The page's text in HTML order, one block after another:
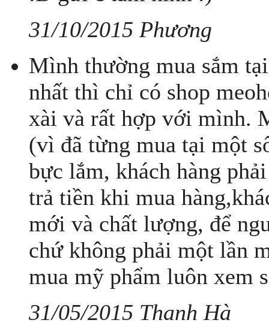
31/10/2015 Phương
Mình thường mua sắm
nhất thì chỉ có shop
xài và rất hợp với mình.
(vì đã từng mua tại một
bực lắm, khách hàng
trả tiền khi mua
mới và chất lượng, để
chứ không phải một lần
mua mỹ phẩm luôn xem
31/05/2015 Thanh Hà